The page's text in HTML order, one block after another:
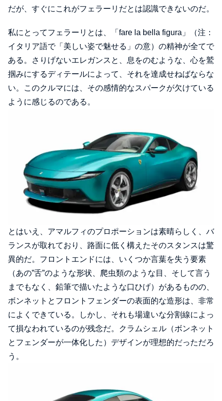
だが、すぐにこれがフェラーリだとは認識できないのだ。
私にとってフェラーリとは、「fare la bella figura」（注：
イタリア語で「美しい姿で魅せる」の意）の精神が全てで
ある。さりげないエレガンスと、息をのむような、心を鷲
掴みにするディテールによって、それを達成せねばならな
い。このクルマには、その感情的なスパークが欠けている
ように感じるのである。
とはいえ、アマルフィのプロポーションは素晴らしく、バ
ランスが取れており、路面に低く構えたそのスタンスは驚
異的だ。フロントエンドには、いくつか言葉を失う要素
（あの”舌”のような形状、爬虫類のような目、そして言う
までもなく、鉛筆で描いたような口ひげ）があるものの、
ボンネットとフロントフェンダーの表面的な造形は、非常
によくできている。しかし、それも場違いな分割線によっ
て損なわれているのが残念だ。クラムシェル（ボンネット
とフェンダーが一体化した）デザインが理想的だっただろ
う。